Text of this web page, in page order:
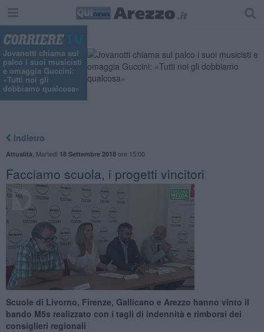
Jovanotti chiama sul
palco i suoi musicisti
e omaggia Guccini:
«Tutti noi gli
dobbiamo qualcosa»
Indietro
Attualità Martedì 18 Settembre 2018ore 15:00
Facciamo scuola, i progetti vincitori
Scuole di Livorno, Firenze, Gallicano e Arezzo hanno vinto il
bando M5s realizzato con i tagli di indennità e rimborsi dei
consiglieri regionali